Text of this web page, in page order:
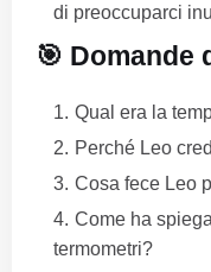
di preoccuparci
🎯 Domande
Qual era la
Perché Leo
Cosa fece Leo
Come ha
termometri?